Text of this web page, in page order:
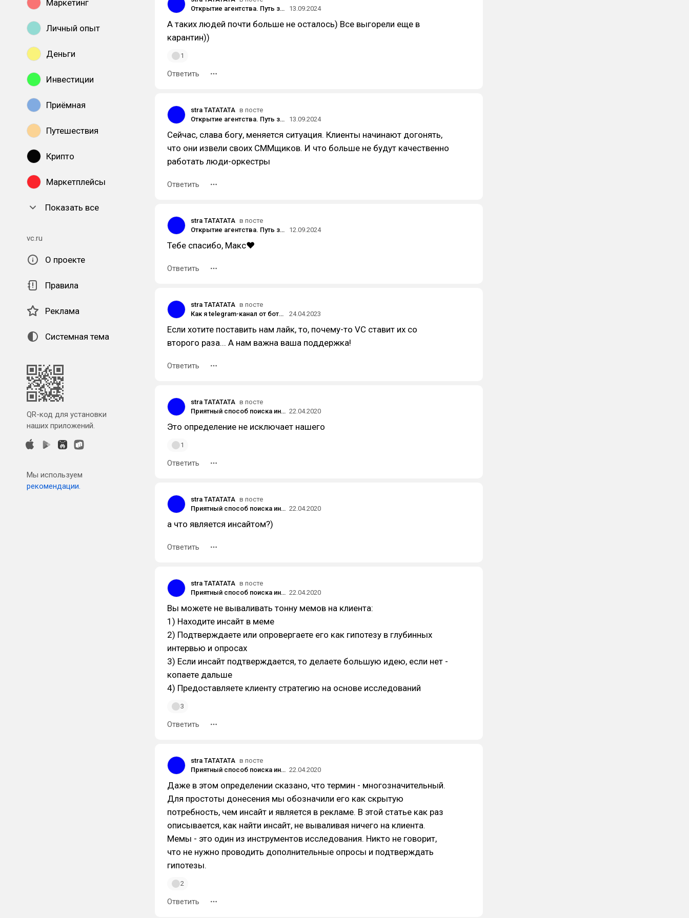
Маркетинг
Личный опыт
Деньги
Инвестиции
Приёмная
Путешествия
Крипто
Маркетплейсы
Показать все
vc.ru
О проекте
Правила
Реклама
Системная тема
QR-код для установки
наших приложений.
Мы используем
рекомендации.
Открытие агентства. Путь здорового человека Максима Юрина (Little Big Agency) и путь курильщика Марии Поспеловой (Stratata)
13.09.2024
А таких людей почти больше не осталось) Все выгорели еще в
карантин))
1
Ответить
stra TATATATA в посте
Открытие агентства. Путь здорового человека Максима Юрина (Little Big Agency) и путь курильщика Марии Поспеловой (Stratata)
13.09.2024
Сейчас, слава богу, меняется ситуация. Клиенты начинают догонять,
что они извели своих СММщиков. И что больше не будут качественно
работать люди-оркестры
Ответить
stra TATATATA в посте
Открытие агентства. Путь здорового человека Максима Юрина (Little Big Agency) и путь курильщика Марии Поспеловой (Stratata)
12.09.2024
Тебе спасибо, Макс❤️
Ответить
stra TATATATA в посте
Как я telegram-канал от ботов чистила
24.04.2023
Если хотите поставить нам лайк, то, почему-то VC ставит их со
второго раза... А нам важна ваша поддержка!
Ответить
stra TATATATA в посте
Приятный способ поиска инсайтов. Про мемы! 22.04.2020
Это определение не исключает нашего
1
Ответить
stra TATATATA в посте
Приятный способ поиска инсайтов. Про мемы! 22.04.2020
а что является инсайтом?)
Ответить
stra TATATATA в посте
Приятный способ поиска инсайтов. Про мемы! 22.04.2020
Вы можете не вываливать тонну мемов на клиента:
1) Находите инсайт в меме
2) Подтверждаете или опровергаете его как гипотезу в глубинных
интервью и опросах
3) Если инсайт подтверждается, то делаете большую идею, если нет -
копаете дальше
4) Предоставляете клиенту стратегию на основе исследований
3
Ответить
stra TATATATA в посте
Приятный способ поиска инсайтов. Про мемы! 22.04.2020
Даже в этом определении сказано, что термин - многозначительный.
Для простоты донесения мы обозначили его как скрытую
потребность, чем инсайт и является в рекламе. В этой статье как раз
описывается, как найти инсайт, не вываливая ничего на клиента.
Мемы - это один из инструментов исследования. Никто не говорит,
что не нужно проводить дополнительные опросы и подтверждать
гипотезы.
2
Ответить